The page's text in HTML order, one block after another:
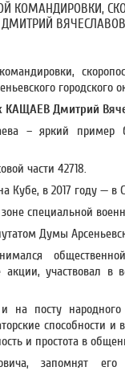
КОМАНДИРОВКИ,
городского
КАЩАЕВ Дмитрий
– яркий пример
части 42718.
Кубе, в 2017 году — в
специальной
Думы
участвовал в
на посту
способности
и простота в
запомнят